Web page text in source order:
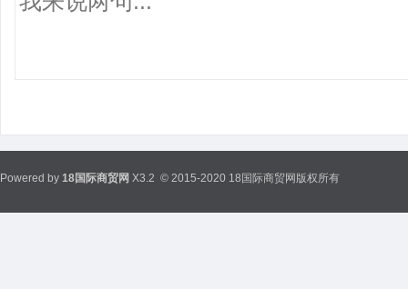
Powered by 18国际商贸网 X3.2 © 2015-2020 18国际商贸网版权所有